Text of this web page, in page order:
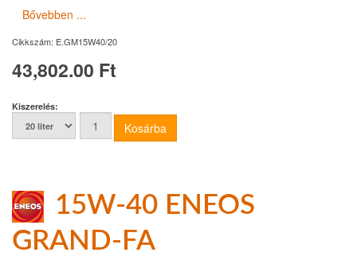
Bővebben ...
Cikkszám: E.GM15W40/20
43,802.00 Ft
Kiszerelés:
15W-40 ENEOS
GRAND-FA